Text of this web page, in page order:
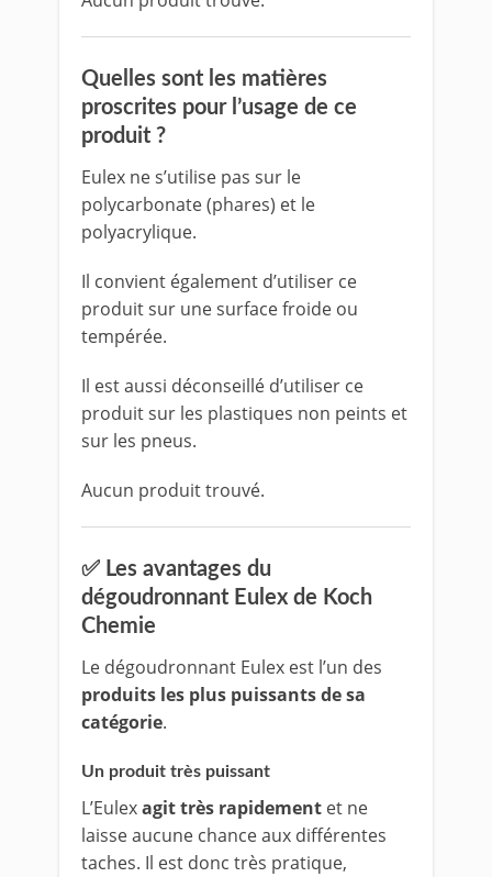
Quelles sont les matières
proscrites pour l’usage de ce
produit ?
Eulex ne s’utilise pas sur le
polycarbonate (phares) et le
polyacrylique.
Il convient également d’utiliser ce
produit sur une surface froide ou
tempérée.
Il est aussi déconseillé d’utiliser ce
produit sur les plastiques non peints et
sur les pneus.
Aucun produit trouvé.
✅ Les avantages du
dégoudronnant Eulex de Koch
Chemie
Le dégoudronnant Eulex est l’un des
produits les plus puissants de sa
catégorie.
Un produit très puissant
L’Eulexagit très rapidement et ne
laisse aucune chance aux différentes
taches. Il est donc très pratique,